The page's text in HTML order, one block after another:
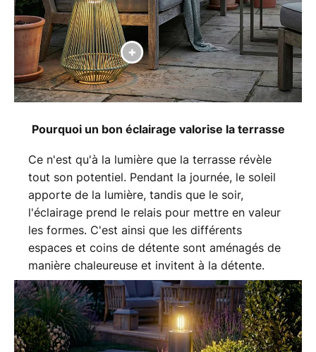
Pourquoi un bon éclairage valorise la terrasse
Ce n'est qu'à la lumière que la terrasse révèle
tout son potentiel. Pendant la journée, le soleil
apporte de la lumière, tandis que le soir,
l'éclairage prend le relais pour mettre en valeur
les formes. C'est ainsi que les différents
espaces et coins de détente sont aménagés de
manière chaleureuse et invitent à la détente.